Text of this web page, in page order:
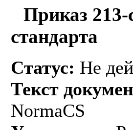
Приказ
стандарта
Статус: Не
Текст
NormaCS